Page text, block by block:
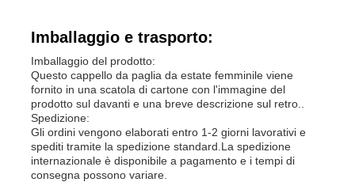
Guanti a maglia invernale
Imballaggio e trasporto:
Imballaggio del prodotto:
Questo cappello da paglia da estate femminile viene
fornito in una scatola di cartone con l'immagine del
prodotto sul davanti e una breve descrizione sul retro..
Spedizione:
Gli ordini vengono elaborati entro 1-2 giorni lavorativi e
spediti tramite la spedizione standard.La spedizione
internazionale è disponibile a pagamento e i tempi di
consegna possono variare.